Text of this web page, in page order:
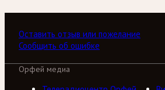
Оставить отзыв или пожелание
Сообщить об ошибке
Орфей медиа